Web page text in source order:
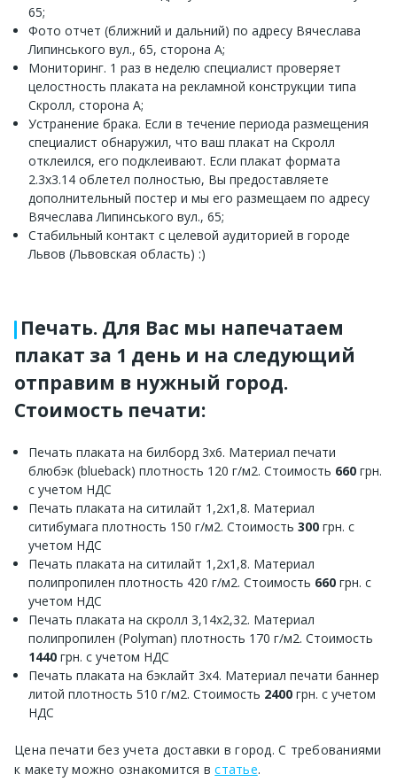
65;
Фото отчет (ближний и дальний) по адресу Вячеслава
Липинського вул., 65, сторона A;
Мониторинг. 1 раз в неделю специалист проверяет
целостность плаката на рекламной конструкции типа
Скролл, сторона A;
Устранение брака. Если в течение периода размещения
специалист обнаружил, что ваш плакат на Скролл
отклеился, его подклеивают. Если плакат формата
2.3x3.14 облетел полностью, Вы предоставляете
дополнительный постер и мы его размещаем по адресу
Вячеслава Липинського вул., 65;
Стабильный контакт с целевой аудиторией в городе
Львов (Львовская область) :)
Печать. Для Вас мы напечатаем
плакат за 1 день и на следующий
отправим в нужный город.
Стоимость печати:
Печать плаката на билборд 3х6. Материал печати
блюбэк (blueback) плотность 120 г/м2. Стоимость 660 грн.
с учетом НДС
Печать плаката на ситилайт 1,2х1,8. Материал
ситибумага плотность 150 г/м2. Стоимость 300 грн. с
учетом НДС
Печать плаката на ситилайт 1,2х1,8. Материал
полипропилен плотность 420 г/м2. Стоимость 660 грн. с
учетом НДС
Печать плаката на скролл 3,14х2,32. Материал
полипропилен (Polyman) плотность 170 г/м2. Стоимость
1440 грн. с учетом НДС
Печать плаката на бэклайт 3х4. Материал печати баннер
литой плотность 510 г/м2. Стоимость 2400 грн. с учетом
НДС
Цена печати без учета доставки в город. С требованиями
к макету можно ознакомится встатье.